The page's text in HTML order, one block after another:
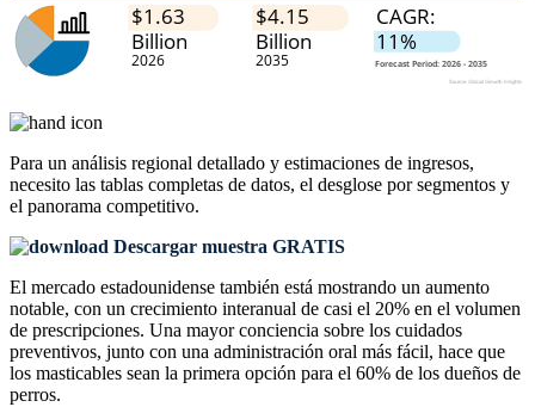
Para un análisis regional detallado y estimaciones de ingresos,
necesito las tablas completas de datos, el desglose por segmentos y
el panorama competitivo.
Descargar muestra GRATIS
El mercado estadounidense también está mostrando un aumento
notable, con un crecimiento interanual de casi el 20% en el volumen
de prescripciones. Una mayor conciencia sobre los cuidados
preventivos, junto con una administración oral más fácil, hace que
los masticables sean la primera opción para el 60% de los dueños de
perros.